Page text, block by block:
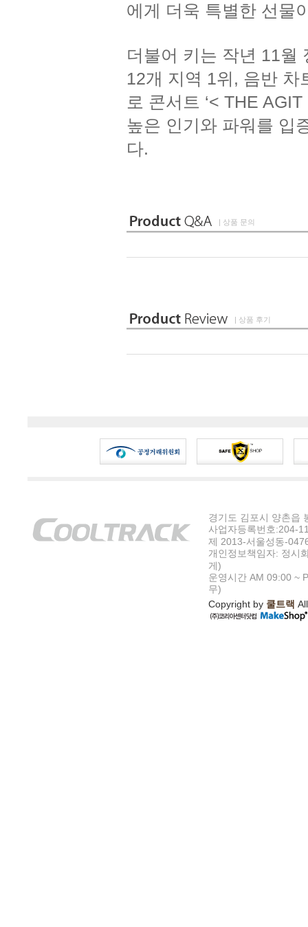
에게 더욱 특별한 선물
더불어 키는 작년 11월
12개 지역 1위, 음반
로 콘서트 ‘< THE
높은 인기와 파워를 입
다.
| 상품 문의
| 상품 후기
경기도 김포시 양촌읍
사업자등록번호:204-
제 2013-서울성동-
개인정보책임자: 정시
게)
운영시간 AM 09:00 ~
무)
Copyright by 쿨트랙